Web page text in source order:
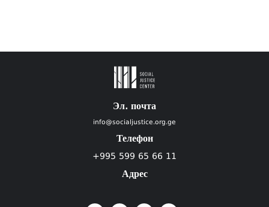
Эл. почта
info@socialjustice.org.ge
Телефон
+995 599 65 66 11
Адрес